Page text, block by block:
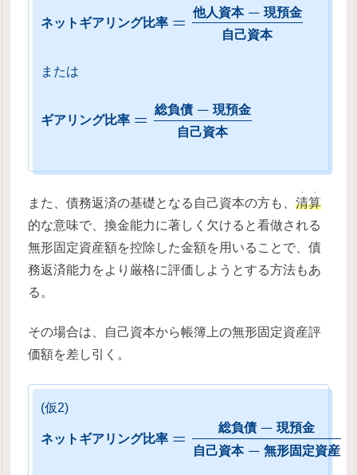
ネッ ト ギアリ ング比率 = 他人資本 − 現預金
自己資本
または
ギアリ ング比率 = 総負債 − 現預金
自己資本
また、債務返済の基礎となる自己資本の方も、清算
・・
的な意味で、換金能力に著しく欠けると看做される
無形固定資産額を控除した金額を用いることで、債
務返済能力をより厳格に評価しようとする方法もあ
る。
その場合は、自己資本から帳簿上の無形固定資産評
価額を差し引く。
(仮2)
ネッ ト ギアリ ング比率 = 総負債 − 現預金
自己資本 − 無形固定資産